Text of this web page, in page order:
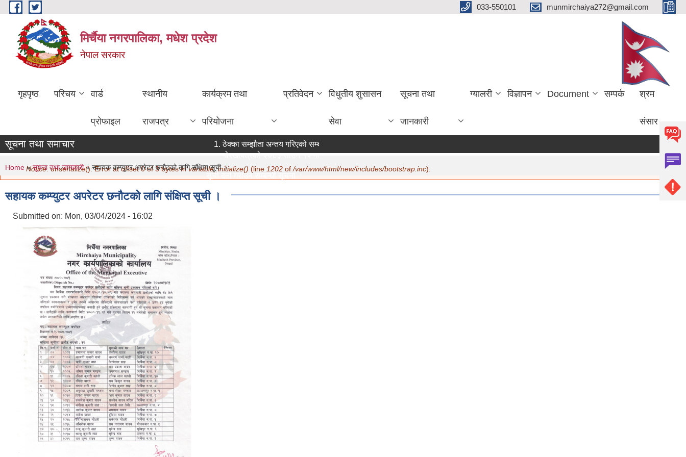
Skip to main content 033-550101 munmirchaiya272@gmail.com
मिर्चैया नगरपालिका, मधेश प्रदेश
नेपाल सरकार
गृहपृष्ठ परिचय वार्ड
प्रोफाइल
स्थानीय
राजपत्र
कार्यक्रम तथा
परियोजना
प्रतिवेदन विधुतीय शुसासन
सेवा
सूचना तथा
जानकारी
ग्यालरी विज्ञापन Document सम्पर्क श्रम
संसार
सूचना तथा समाचार
ठेक्का सम्झौता अन्तय गरिएको सम्बन्धी सूचना ।
गोरखापत्रको २०८३ साउन १२ गते मा सूचना प्रकाशन ।
सूची दर्ता गराउने सम्बन्धी सूचना ।
नविकरण सम्बन्धमा ।
Error message
Notice: unserialize(): Error at offset 0 of 3 bytes invariable_initialize() (line 1202 of/var/www/html/new/includes/bootstrap.inc).
You are here
Home »सूचना तथा जानकारी» सहायक कम्प्युटर अपरेटर छनौटको लागि संक्षिप्त सूची ।
सहायक कम्प्युटर अपरेटर छनौटको लागि संक्षिप्त सूची ।
Submitted on: Mon, 03/04/2024 - 16:02